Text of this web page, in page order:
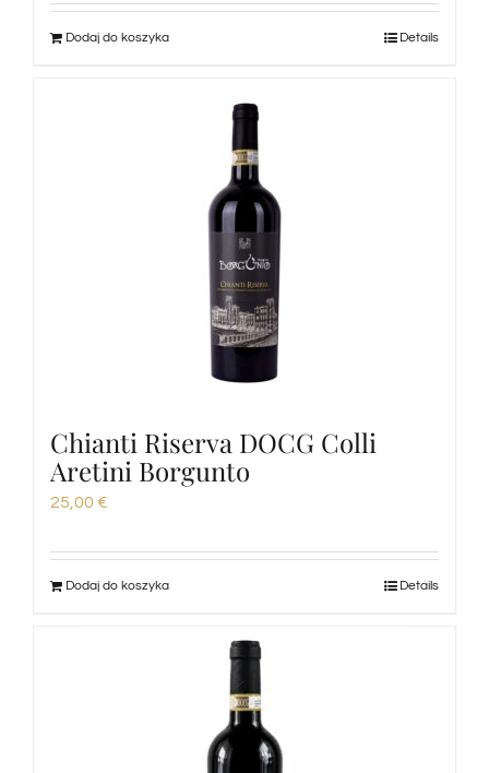
Dodaj do koszyka Details
Chianti Riserva DOCG Colli
Aretini Borgunto
25,00 €
Dodaj do koszyka Details